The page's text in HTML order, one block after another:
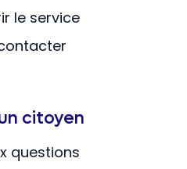
le service
citoyen
questions